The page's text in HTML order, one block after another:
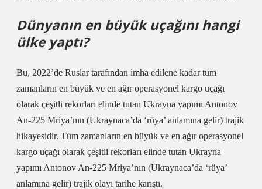
Dünyanın en büyük uçağını hangi
ülke yaptı?
Bu, 2022’de Ruslar tarafından imha edilene kadar tüm
zamanların en büyük ve en ağır operasyonel kargo uçağı
olarak çeşitli rekorları elinde tutan Ukrayna yapımı Antonov
An-225 Mriya’nın (Ukraynaca’da ‘rüya’ anlamına gelir) trajik
hikayesidir. Tüm zamanların en büyük ve en ağır operasyonel
kargo uçağı olarak çeşitli rekorları elinde tutan Ukrayna
yapımı Antonov An-225 Mriya’nın (Ukraynaca’da ‘rüya’
anlamına gelir) trajik olayı tarihe karıştı.